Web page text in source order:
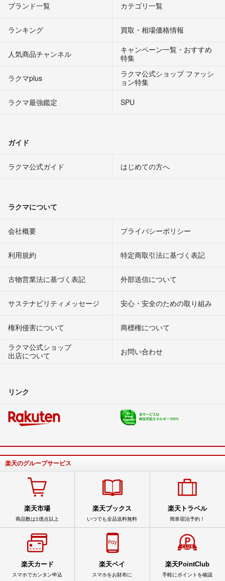
ブランド一覧 カテゴリ一覧
ランキング 買取・相場価格情報
人気商品チャンネル
キャンペーン一覧・おすすめ
特集
ラクマplus
ラクマ公式ショップ ファッシ
ョン特集
ラクマ最強鑑定
SPU
ガイド
ラクマ公式ガイド はじめての方へ
ラクマについて
会社概要 プライバシーポリシー
利用規約 特定商取引法に基づく表記
古物営業法に基づく表記 外部送信について
サステナビリティメッセージ 安心・安全のための取り組み
権利侵害について
商標権について
ラクマ公式ショップ
出店について
お問い合わせ
リンク
楽天のグループサービス
楽天市場
商品数は1億点以上
楽天ブックス
いつでも全品送料無料
楽天トラベル
簡単宿泊予約！
楽天カード
スマホでカンタン申込
楽天ペイ
スマホをお財布に
楽天PointClub
手軽にポイントを確認